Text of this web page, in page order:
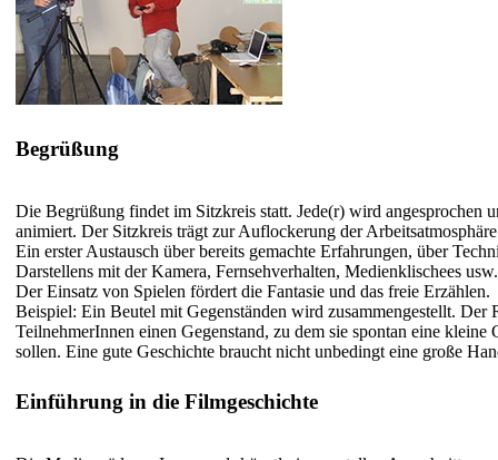
Begrüßung
Die Begrüßung findet im Sitzkreis statt. Jede(r) wird angesprochen
animiert. Der Sitzkreis trägt zur Auflockerung der
Ein erster Austausch über bereits gemachte Erfahrungen, über
Darstellens mit der Kamera, Fernsehverhalten, Medienklischees
Der Einsatz von Spielen fördert die Fantasie und das freie Erzählen.
Beispiel: Ein Beutel mit Gegenständen wird zusammengestellt. Der
TeilnehmerInnen einen Gegenstand, zu dem sie spontan eine kleine
sollen. Eine gute Geschichte braucht nicht unbedingt eine große
Einführung in die Filmgeschichte